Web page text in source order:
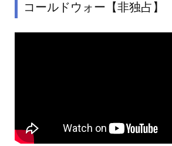
コールドウォー【非独占】